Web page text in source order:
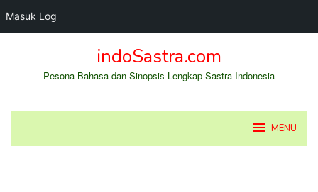
Masuk Log
indoSastra.com
Pesona Bahasa dan Sinopsis Lengkap Sastra Indonesia
MENU